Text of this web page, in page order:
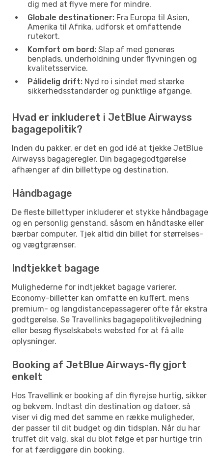
dig med at flyve mere for mindre.
Globale destinationer: Fra Europa til Asien,
Amerika til Afrika, udforsk et omfattende
rutekort.
Komfort om bord: Slap af med generøs
benplads, underholdning under flyvningen og
kvalitetsservice.
Pålidelig drift: Nyd ro i sindet med stærke
sikkerhedsstandarder og punktlige afgange.
Hvad er inkluderet i JetBlue Airwayss
bagagepolitik?
Inden du pakker, er det en god idé at tjekke JetBlue
Airwayss bagageregler. Din bagagegodtgørelse
afhænger af din billettype og destination.
Håndbagage
De fleste billettyper inkluderer et stykke håndbagage
og en personlig genstand, såsom en håndtaske eller
bærbar computer. Tjek altid din billet for størrelses-
og vægtgrænser.
Indtjekket bagage
Mulighederne for indtjekket bagage varierer.
Economy-billetter kan omfatte en kuffert, mens
premium- og langdistancepassagerer ofte får ekstra
godtgørelse. Se Travellinks bagagepolitikvejledning
eller besøg flyselskabets websted for at få alle
oplysninger.
Booking af JetBlue Airways-fly gjort
enkelt
Hos Travellink er booking af din flyrejse hurtig, sikker
og bekvem. Indtast din destination og datoer, så
viser vi dig med det samme en række muligheder,
der passer til dit budget og din tidsplan. Når du har
truffet dit valg, skal du blot følge et par hurtige trin
for at færdiggøre din booking.